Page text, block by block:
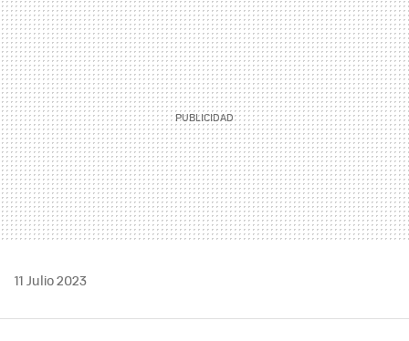
MAIL
11 Julio 2023